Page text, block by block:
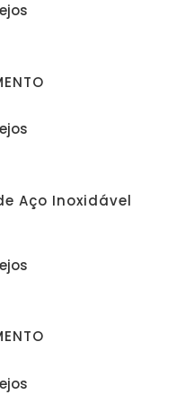
Aço Inoxidável